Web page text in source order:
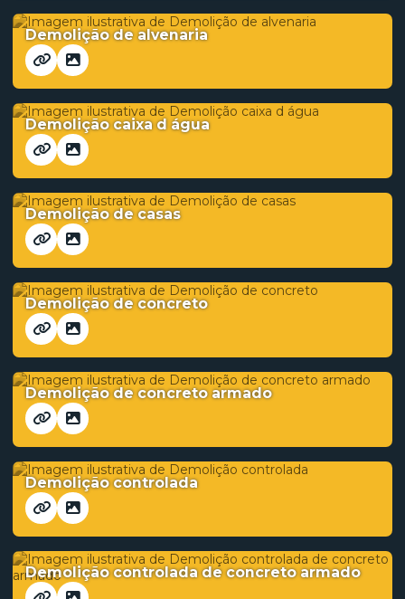
Demolição de alvenaria
Demolição caixa d água
Demolição de casas
Demolição de concreto
Demolição de concreto armado
Demolição controlada
Demolição controlada de concreto armado